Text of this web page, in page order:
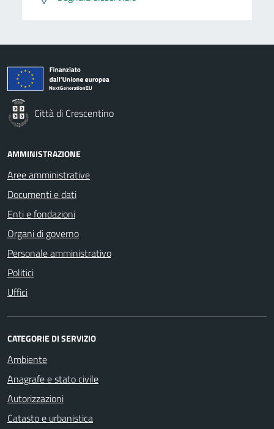
Città di Crescentino
AMMINISTRAZIONE
Aree amministrative
Documenti e dati
Enti e fondazioni
Organi di governo
Personale amministrativo
Politici
Uffici
CATEGORIE DI SERVIZIO
Ambiente
Anagrafe e stato civile
Autorizzazioni
Catasto e urbanistica